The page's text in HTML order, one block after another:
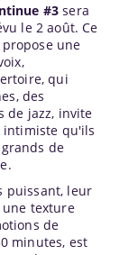
#3 sera
le 2 août. Ce
une
qui
des
de jazz, invite
intimiste qu'ils
de
puissant, leur
texture
de
minutes, est